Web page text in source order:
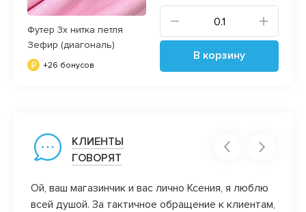
Футер 3х нитка петля
Зефир (диагональ)
+26 бонусов
В корзину
КЛИЕНТЫ
ГОВОРЯТ
Ой, ваш магазинчик и вас лично Ксения, я люблю
всей душой. За тактичное обращение к клиентам,